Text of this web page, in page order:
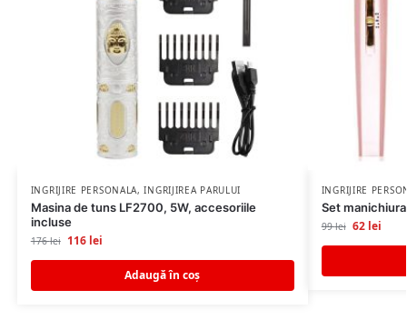
INGRIJIRE PERSONALA,INGRIJIREA PARULUI
Masina de tuns LF2700, 5W, accesoriile
incluse
176lei 116 lei
Adaugă în coș
INGRIJIRE
Set
99lei 62 lei